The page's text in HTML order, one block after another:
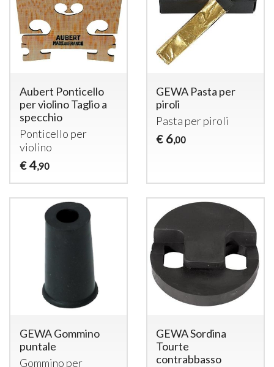
Aubert Ponticello
per violino Taglio a
specchio
Ponticello per
violino
€ 4,90
GEWA Pasta per
piroli
Pasta per piroli
€ 6,00
GEWA Gommino
puntale
Gommino per
GEWA Sordina
Tourte
contrabbasso